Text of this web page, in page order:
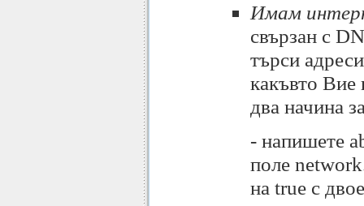
Имам
свързан с
търси
какъвто Вие
два начина
- напишете
поле
на true с